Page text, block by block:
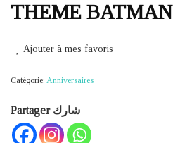
THEME BATMAN
Ajouter à mes favoris
Catégorie: Anniversaires
Partager شارك